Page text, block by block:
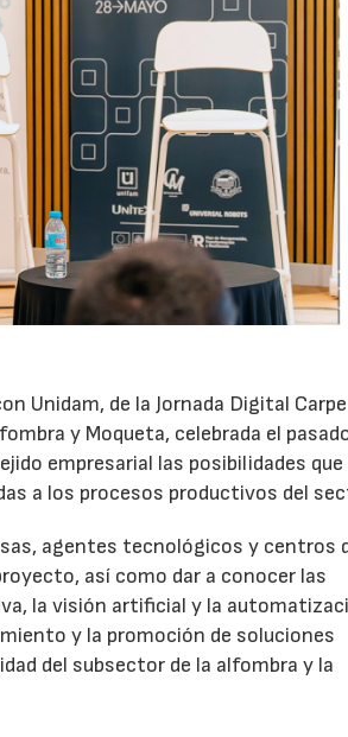
Unidam, de la Jornada Digital
y Moqueta, celebrada el
empresarial las posibilidades que
a los procesos productivos del
agentes tecnológicos y centros
así como dar a conocer las
la visión artificial y la
y la promoción de soluciones
del subsector de la alfombra y la